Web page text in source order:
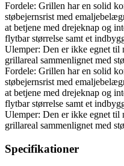
Fordele: Grillen har en solid
støbejernsrist med
at betjene med drejeknap og
flytbar størrelse samt et
Ulemper: Den er ikke egnet til
grillareal sammenlignet med
Fordele: Grillen har en solid
støbejernsrist med
at betjene med drejeknap og
flytbar størrelse samt et
Ulemper: Den er ikke egnet til
grillareal sammenlignet med
Specifikationer